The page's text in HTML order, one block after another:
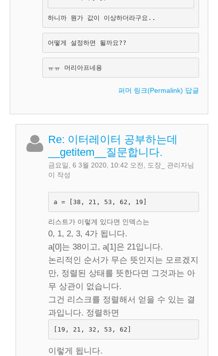
하니까 뭔가 값이 이상하더라구요..
어떻게 설정하면 될까요??
ㅠㅠ 머리아프네용
퍼머 링크(Permalink) 답글
Re: 이터레이터 공부하는데
__getitem__질문합니다.
금요일, 6 3월 2020, 10:42 오전 도장_ 관리자님
이 작성
a = [38, 21, 53, 62, 19]
리스트가 이렇게 있다면 인덱스는
0, 1, 2, 3, 4가 됩니다.
a[0]는 38이고, a[1]은 21입니다.
논리적인 순서가 무슨 뜻인지는 모르겠지
만, 정렬된 상태를 뜻한다면 그것과는 아
무 상관이 없습니다.
그건 리스크를 정렬해서 얻을 수 있는 결
과입니다. 정렬하면
[19, 21, 32, 53, 62]
이렇게 됩니다.